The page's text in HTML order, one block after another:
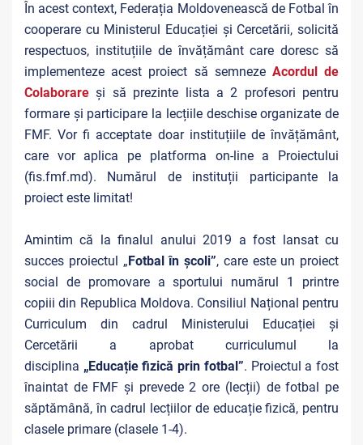
În acest context, Federația Moldovenească de Fotbal în
cooperare cu Ministerul Educației și Cercetării, solicită
respectuos, instituțiile de învățământ care doresc să
implementeze acest proiect să semneze Acordul de
Colaborare și să prezinte lista a 2 profesori pentru
formare și participare la lecțiile deschise organizate de
FMF. Vor fi acceptate doar instituțiile de învățământ,
care vor aplica pe platforma on-line a Proiectului
(fis.fmf.md). Numărul de instituții participante la
proiect este limitat!
Amintim că la finalul anului 2019 a fost lansat cu
succes proiectul „Fotbal în școli”, care este un proiect
social de promovare a sportului numărul 1 printre
copiii din Republica Moldova. Consiliul Național pentru
Curriculum din cadrul Ministerului Educației și
Cercetării a aprobat curriculumul la
disciplina „Educație fizică prin fotbal”. Proiectul a fost
înaintat de FMF și prevede 2 ore (lecții) de fotbal pe
săptămână, în cadrul lecțiilor de educație fizică, pentru
clasele primare (clasele 1-4).